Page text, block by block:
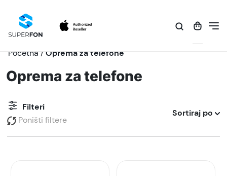
Početna / Oprema za telefone
Oprema za telefone
Filteri
Poništi filtere
Sortiraj po